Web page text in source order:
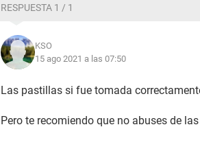
RESPUESTA 1 / 1
KSO
15 ago 2021 a las 07:50
Las pastillas si fue tomada
Pero te recomiendo que no abuses de